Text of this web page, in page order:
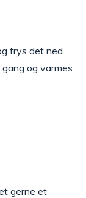
frys det ned.
og varmes
gerne et